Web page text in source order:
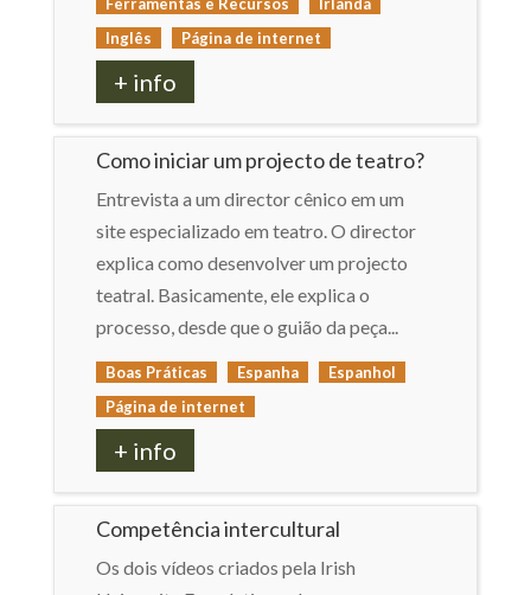
Inglês
Página de internet
+ info
Como iniciar um projecto de teatro?
Entrevista a um director cênico em um
site especializado em teatro. O director
explica como desenvolver um projecto
teatral. Basicamente, ele explica o
processo, desde que o guião da peça...
Boas Práticas Espanha
Espanhol
Página de internet
+ info
Competência intercultural
Os dois vídeos criados pela Irish